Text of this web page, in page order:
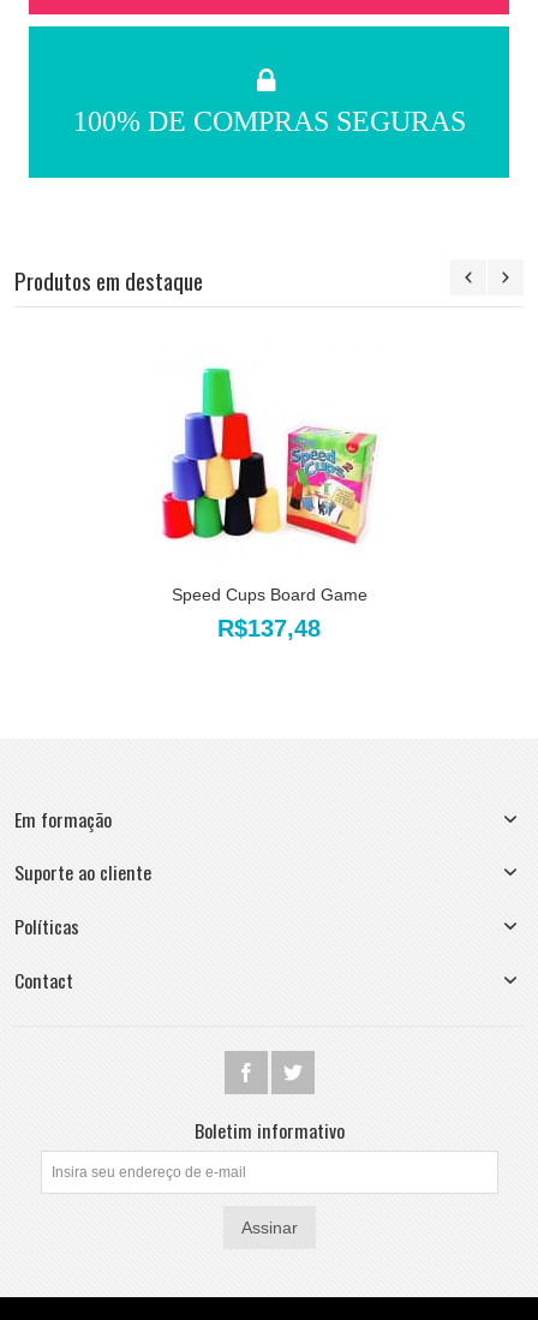
100% DE COMPRAS SEGURAS
Produtos em destaque
Speed Cups Board Game
R$137,48
Em formação
Suporte ao cliente
Políticas
Contact
Boletim informativo
Assinar